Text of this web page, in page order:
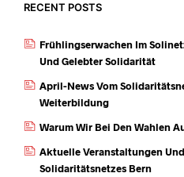
RECENT POSTS
Frühlingserwachen Im
Und Gelebter Solidarität
April-News Vom
Weiterbildung
Warum Wir Bei Den Wahlen
Aktuelle Veranstaltungen
Solidaritätsnetzes Bern